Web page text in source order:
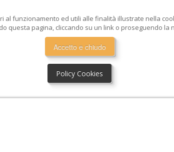
funzionamento ed utili alle finalità illustrate nella
questa pagina, cliccando su un link o proseguendo la
Accetto e chiudo
Policy Cookies